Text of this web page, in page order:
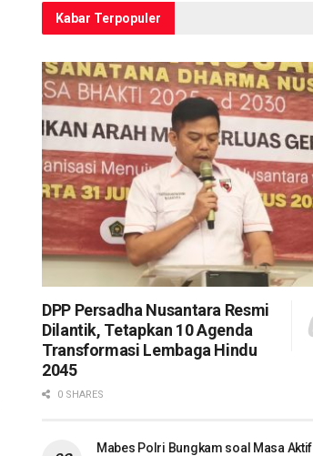
Kabar Terpopuler
DPP Persadha Nusantara Resmi
Dilantik, Tetapkan 10 Agenda
Transformasi Lembaga Hindu
2045
0 SHARES
Mabes Polri Bungkam soal Masa Aktif